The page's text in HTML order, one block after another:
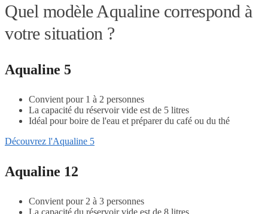
Quel modèle Aqualine correspond à
votre situation ?
Aqualine 5
Convient pour 1 à 2 personnes
La capacité du réservoir vide est de 5 litres
Idéal pour boire de l'eau et préparer du café ou du thé
Découvrez l'Aqualine 5
Aqualine 12
Convient pour 2 à 3 personnes
La capacité du réservoir vide est de 8 litres